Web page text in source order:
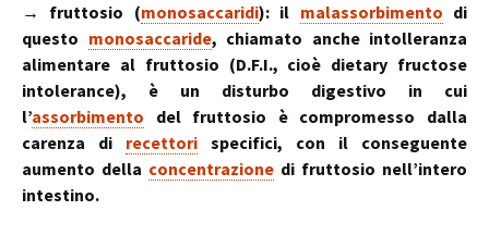
→ fruttosio (monosaccaridi): il malassorbimento di
questo monosaccaride, chiamato anche intolleranza
alimentare al fruttosio (D.F.I., cioè dietary fructose
intolerance), è un disturbo digestivo in cui
l’assorbimento del fruttosio è compromesso dalla
carenza di recettori specifici, con il conseguente
aumento della concentrazione di fruttosio nell’intero
intestino.